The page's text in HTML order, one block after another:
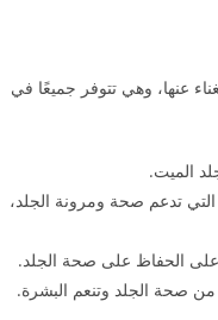
عنها، وهي تتوفر جميعًا في
الميت.
التي تدعم صحة ومرونة الجلد،
على الحفاظ على صحة الجلد.
من صحة الجلد وتنعم البشرة.